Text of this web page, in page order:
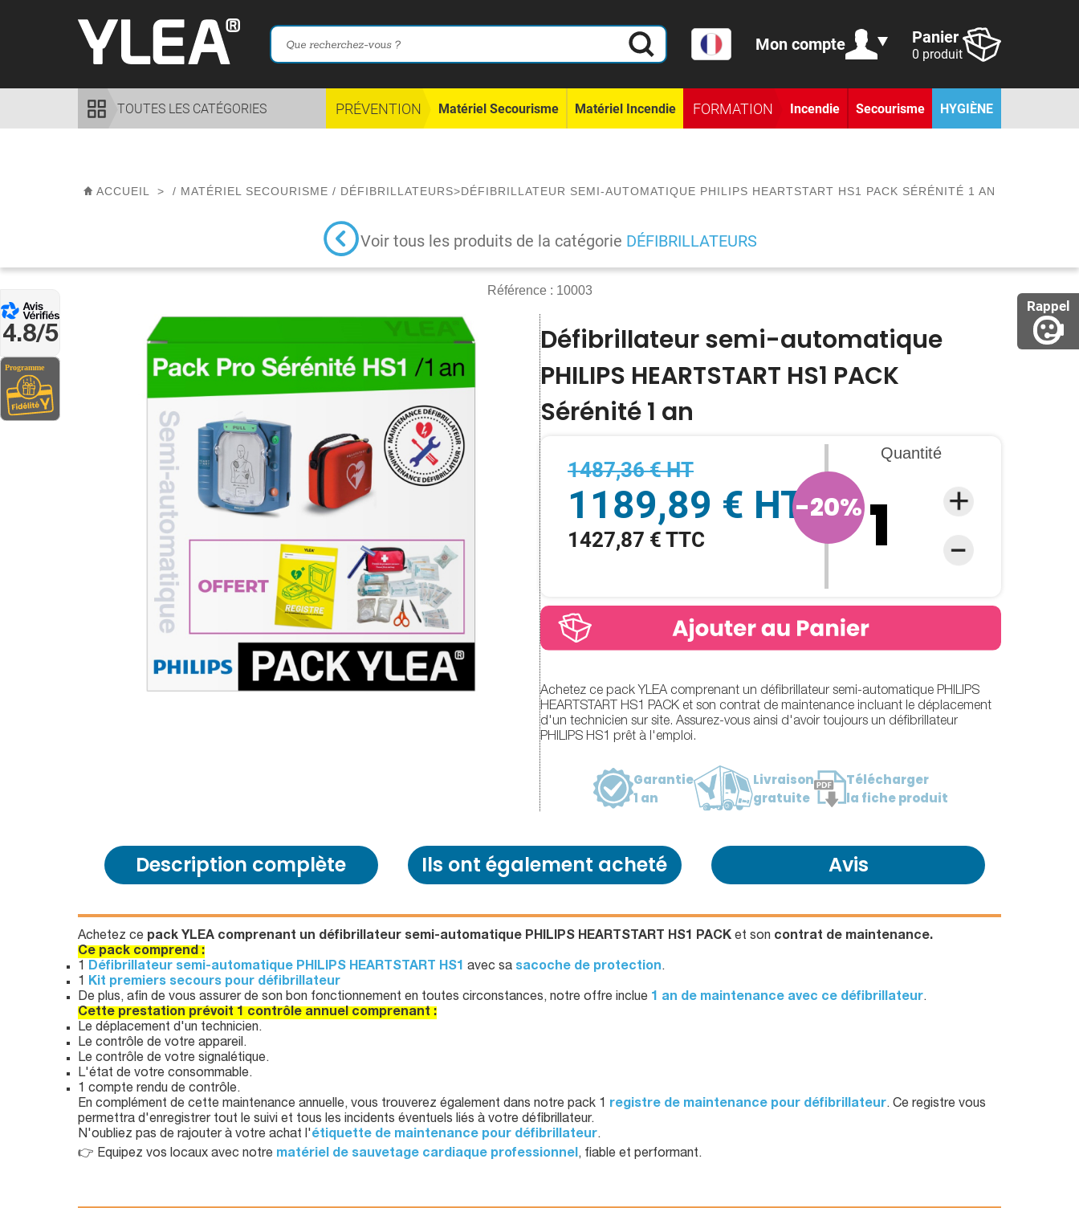
Rappel
4.8/5
Mon compte Panier
0 produit
TOUTES LES CATÉGORIES PRÉVENTION Matériel Secourisme Matériel Incendie FORMATION Incendie Secourisme HYGIÈNE
ACCUEIL > / MATÉRIEL SECOURISME / DÉFIBRILLATEURS>DÉFIBRILLATEUR SEMI-AUTOMATIQUE PHILIPS HEARTSTART HS1 PACK SÉRÉNITÉ 1 AN
Voir tous les produits de la catégorie DÉFIBRILLATEURS
Référence : 10003
Défibrillateur semi-automatique
PHILIPS HEARTSTART HS1 PACK
Sérénité 1 an
1487,36 € HT
1189,89 € HT
1427,87 € TTC
-20%
Quantité
Achetez ce pack YLEA comprenant un défibrillateur semi-automatique PHILIPS
HEARTSTART HS1 PACK et son contrat de maintenance incluant le déplacement
d'un technicien sur site. Assurez-vous ainsi d'avoir toujours un défibrillateur
PHILIPS HS1 prêt à l'emploi.
Garantie
1 an
Livraison
gratuite
Télécharger
la fiche produit
Description complète Ils ont également acheté Avis
Achetez ce pack YLEA comprenant un défibrillateur semi-automatique PHILIPS HEARTSTART HS1 PACK et son contrat de maintenance.
Ce pack comprend :
1 Défibrillateur semi-automatique PHILIPS HEARTSTART HS1 avec sa sacoche de protection.
1 Kit premiers secours pour défibrillateur
De plus, afin de vous assurer de son bon fonctionnement en toutes circonstances, notre offre inclue 1 an de maintenance avec ce défibrillateur.
Cette prestation prévoit 1 contrôle annuel comprenant :
Le déplacement d'un technicien.
Le contrôle de votre appareil.
Le contrôle de votre signalétique.
L'état de votre consommable.
1 compte rendu de contrôle.
En complément de cette maintenance annuelle, vous trouverez également dans notre pack 1 registre de maintenance pour défibrillateur. Ce registre vous
permettra d'enregistrer tout le suivi et tous les incidents éventuels liés à votre défibrillateur.
N'oubliez pas de rajouter à votre achat l'étiquette de maintenance pour défibrillateur.
👉 Equipez vos locaux avec notre matériel de sauvetage cardiaque professionnel, fiable et performant.